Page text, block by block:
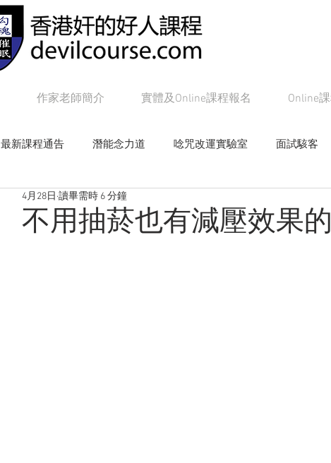
作家老師簡介 實體及Online課程報名 Online
最新課程通告 潛能念力道 唸咒改運實驗室 面試駭客
毒辣NLP 追女帝皇學
不用抽菸也有減壓效果
4月28日 讀畢需時 6 分鐘